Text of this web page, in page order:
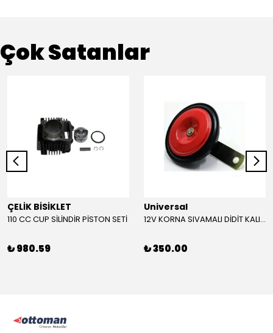
Çok Satanlar
ÇELİK BİSİKLET
110 CC CUP SİLİNDİR PİSTON SETİ
₺ 980.59
Universal
12V KORNA SIVAMALI DİDİT KALIN SESLİ (KIRMIZI)
₺ 350.00